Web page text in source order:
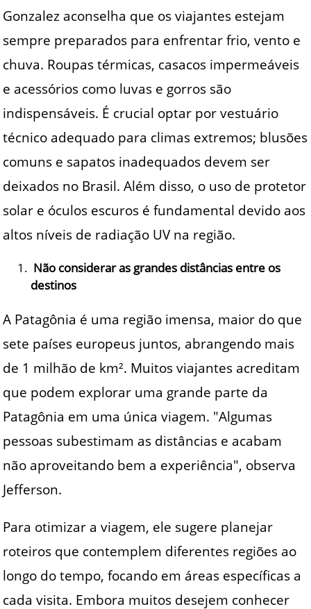
Gonzalez aconselha que os viajantes estejam
sempre preparados para enfrentar frio, vento e
chuva. Roupas térmicas, casacos impermeáveis
e acessórios como luvas e gorros são
indispensáveis. É crucial optar por vestuário
técnico adequado para climas extremos; blusões
comuns e sapatos inadequados devem ser
deixados no Brasil. Além disso, o uso de protetor
solar e óculos escuros é fundamental devido aos
altos níveis de radiação UV na região.
Não considerar as grandes distâncias entre os
destinos
A Patagônia é uma região imensa, maior do que
sete países europeus juntos, abrangendo mais
de 1 milhão de km². Muitos viajantes acreditam
que podem explorar uma grande parte da
Patagônia em uma única viagem. "Algumas
pessoas subestimam as distâncias e acabam
não aproveitando bem a experiência", observa
Jefferson.
Para otimizar a viagem, ele sugere planejar
roteiros que contemplem diferentes regiões ao
longo do tempo, focando em áreas específicas a
cada visita. Embora muitos desejem conhecer